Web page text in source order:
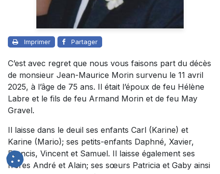
Imprimer Partager
C’est avec regret que nous vous faisons part du décès
de monsieur Jean-Maurice Morin survenu le 11 avril
2025, à l’âge de 75 ans. Il était l’époux de feu Hélène
Labre et le fils de feu Armand Morin et de feu May
Gravel.
Il laisse dans le deuil ses enfants Carl (Karine) et
Karine (Mario); ses petits-enfants Daphné, Xavier,
Francis, Vincent et Samuel. Il laisse également ses
frères André et Alain; ses sœurs Patricia et Gaby ainsi